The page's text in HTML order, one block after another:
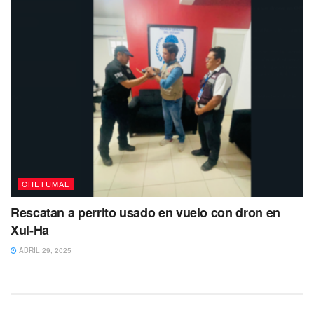
el padre no se siente seguro de dejar a
familia desprotegida en la calle.
Puedes volver a Leer
CHETUMAL
Rescatan a perrito usado en vuelo con dron en
Xul-Ha
ABRIL 29, 2025